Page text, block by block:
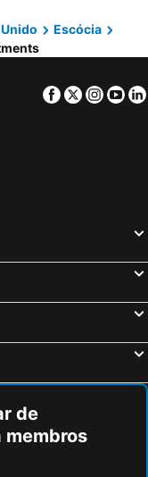
Escócia
Facebook
Twitter
de